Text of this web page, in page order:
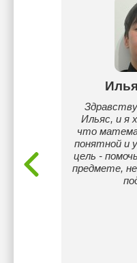
Ильяс, и я
что
понятной и
цель -
предмете,